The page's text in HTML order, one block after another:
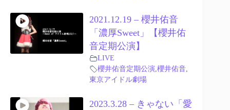
2021.12.19 – 櫻井佑音
「濃厚Sweet」【櫻井佑
音定期公演】
LIVE
櫻井佑音定期公演, 櫻井佑音,
東京アイドル劇場
2023.3.28 – きゃない「愛